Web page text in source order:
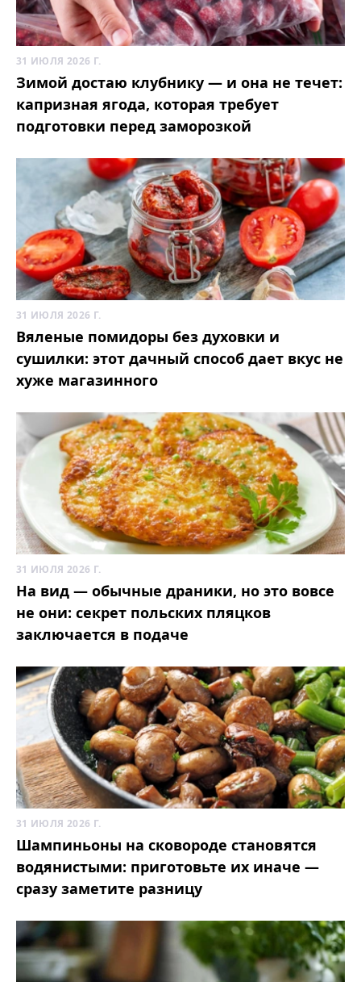
31 ИЮЛЯ 2026 Г.
Зимой достаю клубнику — и она не течет:
капризная ягода, которая требует
подготовки перед заморозкой
31 ИЮЛЯ 2026 Г.
Вяленые помидоры без духовки и
сушилки: этот дачный способ дает вкус не
хуже магазинного
31 ИЮЛЯ 2026 Г.
На вид — обычные драники, но это вовсе
не они: секрет польских пляцков
заключается в подаче
31 ИЮЛЯ 2026 Г.
Шампиньоны на сковороде становятся
водянистыми: приготовьте их иначе —
сразу заметите разницу